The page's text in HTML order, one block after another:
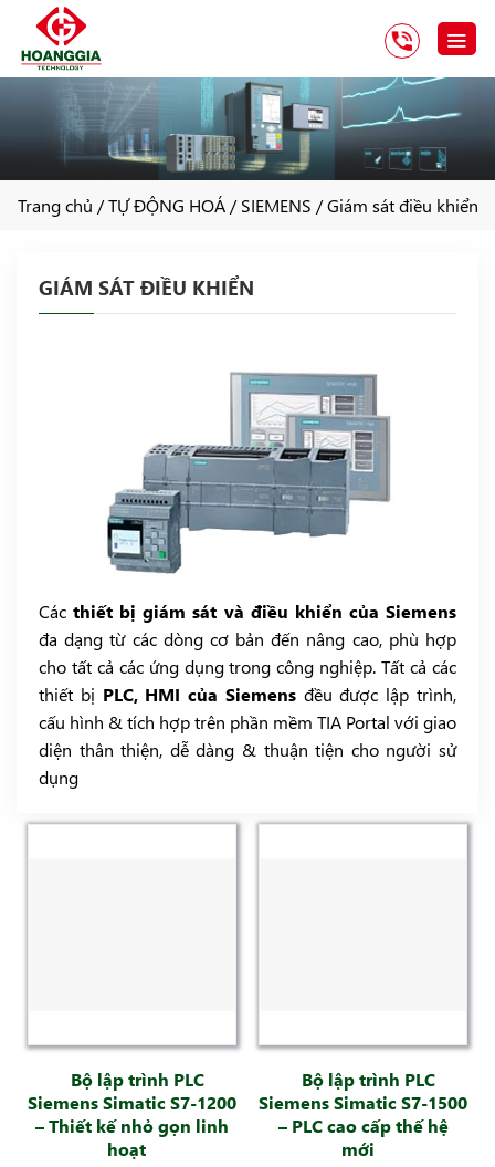
Trang chủ /TỰ ĐỘNG HOÁ/SIEMENS /Giám sát điều khiển
GIÁM SÁT ĐIỀU KHIỂN
Cácthiết bị giám sát và điều khiển của Siemens
đa dạng từ các dòng cơ bản đến nâng cao, phù hợp
cho tất cả các ứng dụng trong công nghiệp. Tất cả các
thiết bị PLC, HMI của Siemensđều được lập trình,
cấu hình & tích hợp trên phần mềm TIA Portal với giao
diện thân thiện, dễ dàng & thuận tiện cho người sử
dụng
Bộ lập trình PLC
Siemens Simatic S7-1200
– Thiết kế nhỏ gọn linh
hoạt
Bộ lập trình PLC
Siemens Simatic S7-1500
– PLC cao cấp thế hệ
mới